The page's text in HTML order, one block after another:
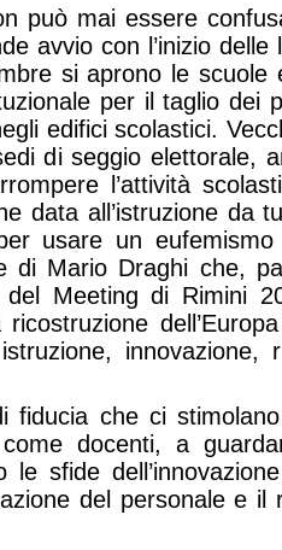
può mai essere
avvio con l’inizio
si aprono le
per il taglio dei
edifici scolastici.
di seggio elettorale,
l’attività
data all’istruzione da
usare un
di Mario Draghi che,
del Meeting di Rimini
innovazione,
fiducia che ci
docenti, a
le sfide
del personale e il